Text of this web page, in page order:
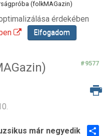
(folkMAGazin)
érdekében
Elfogadom
#9577
már negyedik